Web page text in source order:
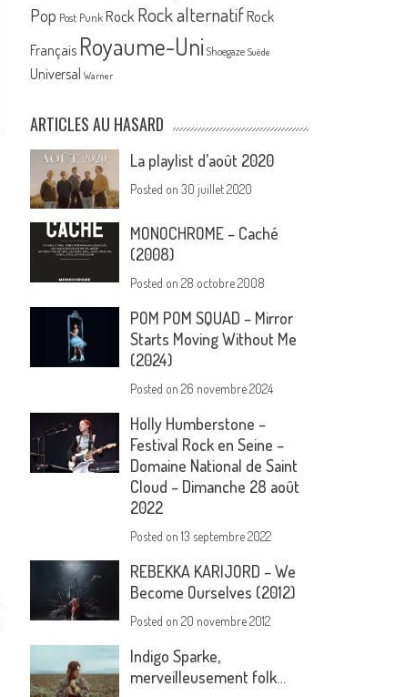
Pop Post Punk Rock Rock alternatif Rock
Français Royaume-Uni Shoegaze Suède
Universal Warner
ARTICLES AU HASARD
La playlist d’août 2020
Posted on30 juillet 2020
MONOCHROME – Caché
(2008)
Posted on28 octobre 2008
POM POM SQUAD – Mirror
Starts Moving Without Me
(2024)
Posted on26 novembre 2024
Holly Humberstone –
Festival Rock en Seine –
Domaine National de Saint
Cloud – Dimanche 28 août
2022
Posted on13 septembre 2022
REBEKKA KARIJORD – We
Become Ourselves (2012)
Posted on20 novembre 2012
Indigo Sparke,
merveilleusement folk…